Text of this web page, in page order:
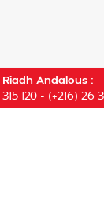
Riadh Andalous :
120 - (+216) 26